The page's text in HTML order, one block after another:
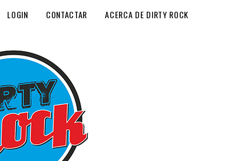
LOGIN CONTACTAR ACERCA DE DIRTY ROCK